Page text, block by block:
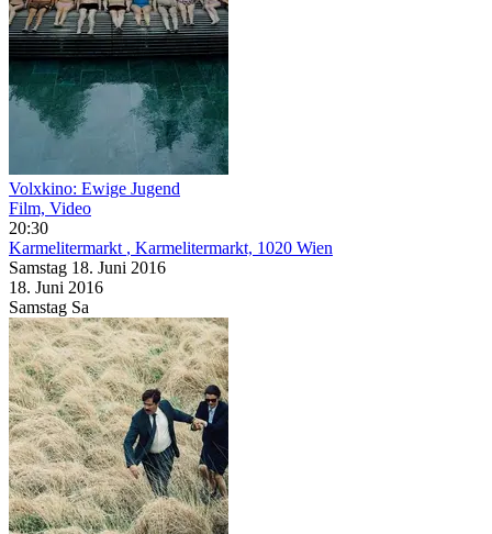
Volxkino: Ewige Jugend
Film, Video
20:30
Karmelitermarkt , Karmelitermarkt, 1020 Wien
Samstag 18. Juni 2016
18. Juni 2016
Samstag Sa